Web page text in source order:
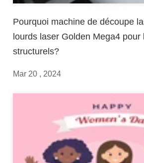
Pourquoi machine de découpe
lourds laser Golden Mega4 pour
structurels?
Mar 20 , 2024